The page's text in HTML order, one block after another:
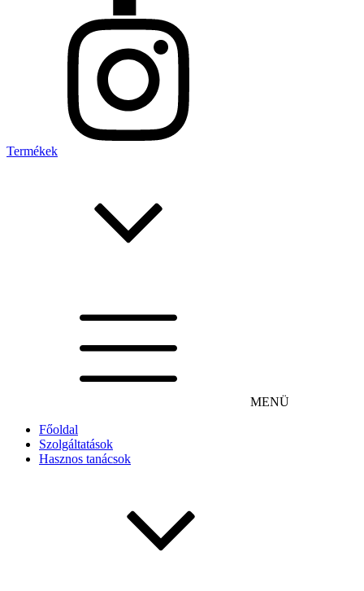
Termékek
MENÜ
Főoldal
Szolgáltatások
Hasznos tanácsok